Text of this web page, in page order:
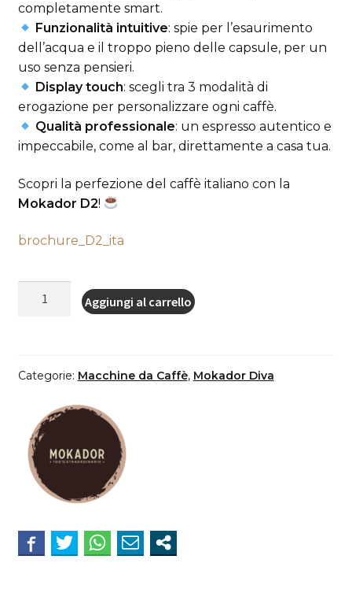
completamente smart.
Funzionalità intuitive: spie per l’esaurimento
dell’acqua e il troppo pieno delle capsule, per un
uso senza pensieri.
Display touch: scegli tra 3 modalità di
erogazione per personalizzare ogni caffè.
Qualità professionale: un espresso autentico e
impeccabile, come al bar, direttamente a casa tua.
Scopri la perfezione del caffè italiano con la
Mokador D2!
brochure_D2_ita
modello
sistema
DIVA
colore
nero
quantità
Aggiungi al carrello
Categorie: Macchine da Caffè, Mokador Diva